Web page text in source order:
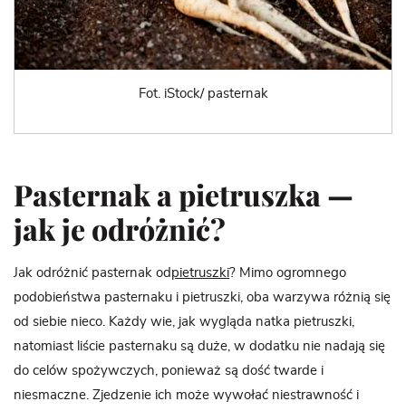
Fot. iStock/ pasternak
Pasternak a pietruszka —
jak je odróżnić?
Jak odróżnić pasternak od pietruszki? Mimo ogromnego
podobieństwa pasternaku i pietruszki, oba warzywa różnią się
od siebie nieco. Każdy wie, jak wygląda natka pietruszki,
natomiast liście pasternaku są duże, w dodatku nie nadają się
do celów spożywczych, ponieważ są dość twarde i
niesmaczne. Zjedzenie ich może wywołać niestrawność i